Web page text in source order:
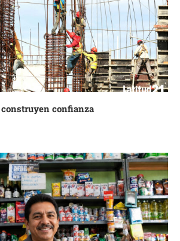
construyen confianza